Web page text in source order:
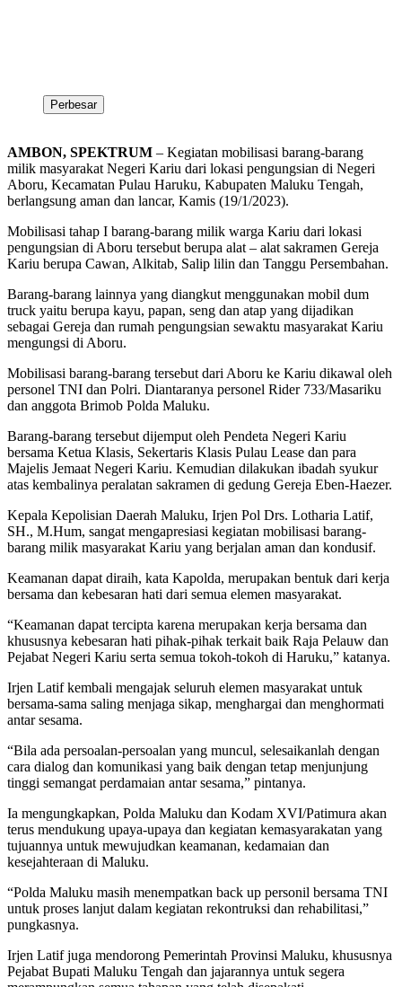
Perbesar
AMBON, SPEKTRUM – Kegiatan mobilisasi barang-barang
milik masyarakat Negeri Kariu dari lokasi pengungsian di Negeri
Aboru, Kecamatan Pulau Haruku, Kabupaten Maluku Tengah,
berlangsung aman dan lancar, Kamis (19/1/2023).
Mobilisasi tahap I barang-barang milik warga Kariu dari lokasi
pengungsian di Aboru tersebut berupa alat – alat sakramen Gereja
Kariu berupa Cawan, Alkitab, Salip lilin dan Tanggu Persembahan.
Barang-barang lainnya yang diangkut menggunakan mobil dum
truck yaitu berupa kayu, papan, seng dan atap yang dijadikan
sebagai Gereja dan rumah pengungsian sewaktu masyarakat Kariu
mengungsi di Aboru.
Mobilisasi barang-barang tersebut dari Aboru ke Kariu dikawal oleh
personel TNI dan Polri. Diantaranya personel Rider 733/Masariku
dan anggota Brimob Polda Maluku.
Barang-barang tersebut dijemput oleh Pendeta Negeri Kariu
bersama Ketua Klasis, Sekertaris Klasis Pulau Lease dan para
Majelis Jemaat Negeri Kariu. Kemudian dilakukan ibadah syukur
atas kembalinya peralatan sakramen di gedung Gereja Eben-Haezer.
Kepala Kepolisian Daerah Maluku, Irjen Pol Drs. Lotharia Latif,
SH., M.Hum, sangat mengapresiasi kegiatan mobilisasi barang-
barang milik masyarakat Kariu yang berjalan aman dan kondusif.
Keamanan dapat diraih, kata Kapolda, merupakan bentuk dari kerja
bersama dan kebesaran hati dari semua elemen masyarakat.
“Keamanan dapat tercipta karena merupakan kerja bersama dan
khususnya kebesaran hati pihak-pihak terkait baik Raja Pelauw dan
Pejabat Negeri Kariu serta semua tokoh-tokoh di Haruku,” katanya.
Irjen Latif kembali mengajak seluruh elemen masyarakat untuk
bersama-sama saling menjaga sikap, menghargai dan menghormati
antar sesama.
“Bila ada persoalan-persoalan yang muncul, selesaikanlah dengan
cara dialog dan komunikasi yang baik dengan tetap menjunjung
tinggi semangat perdamaian antar sesama,” pintanya.
Ia mengungkapkan, Polda Maluku dan Kodam XVI/Patimura akan
terus mendukung upaya-upaya dan kegiatan kemasyarakatan yang
tujuannya untuk mewujudkan keamanan, kedamaian dan
kesejahteraan di Maluku.
“Polda Maluku masih menempatkan back up personil bersama TNI
untuk proses lanjut dalam kegiatan rekontruksi dan rehabilitasi,”
pungkasnya.
Irjen Latif juga mendorong Pemerintah Provinsi Maluku, khususnya
Pejabat Bupati Maluku Tengah dan jajarannya untuk segera